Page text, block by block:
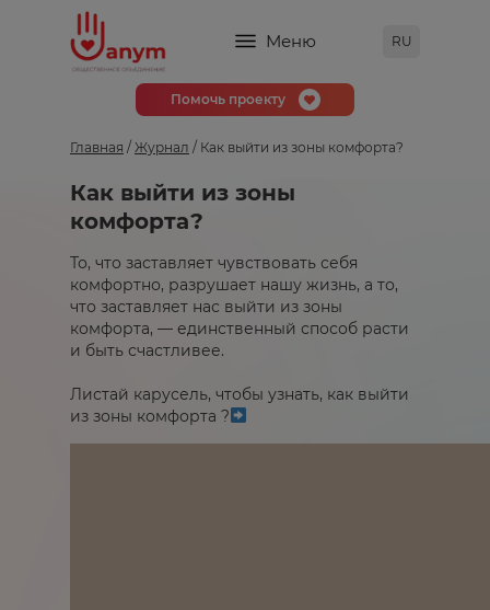
Меню RU
Помочь проекту
Главная / Журнал / Как выйти из зоны комфорта?
Как выйти из зоны
комфорта?
То, что заставляет чувствовать себя
комфортно, разрушает нашу жизнь, а то,
что заставляет нас выйти из зоны
комфорта, — единственный способ расти
и быть счастливее.⁣⁣⠀
Листай карусель, чтобы узнать, как выйти
из зоны комфорта ?